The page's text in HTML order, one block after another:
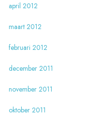
april 2012
maart 2012
februari 2012
december 2011
november 2011
oktober 2011